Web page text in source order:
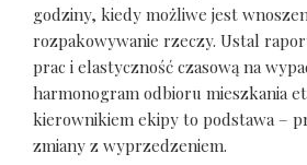
godziny, kiedy możliwe jest
rozpakowywanie rzeczy. Ustal
prac i elastyczność czasową na
harmonogram odbioru mieszkania
kierownikiem ekipy to podstawa –
zmiany z wyprzedzeniem.